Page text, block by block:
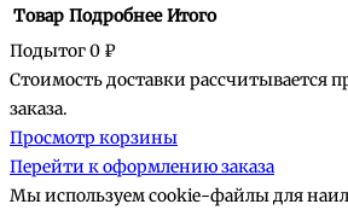
Товары
в
корзине
Товар Подробнее Итого
Подытог0 ₽
Стоимость доставки рассчитывается
заказа.
Просмотр корзины
Перейти к оформлению заказа
Мы используем cookie-файлы для